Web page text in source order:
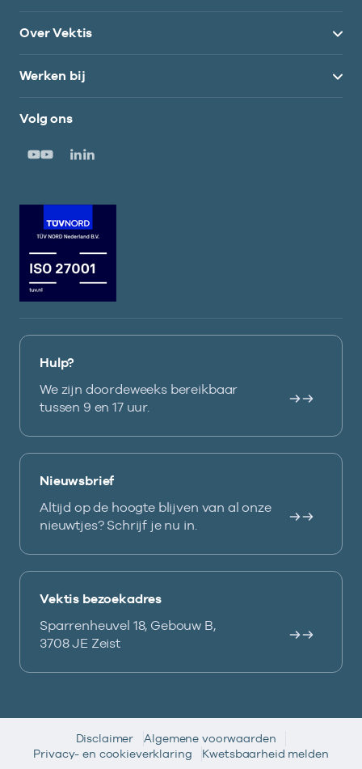
Over Vektis
Werken bij
Volg ons
Hulp?
We zijn doordeweeks bereikbaar
tussen 9 en 17 uur.
Nieuwsbrief
Altijd op de hoogte blijven van al onze
nieuwtjes? Schrijf je nu in.
Vektis bezoekadres
Sparrenheuvel 18, Gebouw B,
3708 JE Zeist
Disclaimer
Algemene voorwaarden
Privacy- en cookieverklaring
Kwetsbaarheid melden